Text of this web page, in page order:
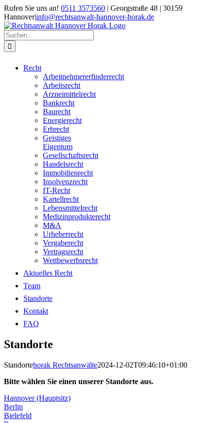
Zum
Inhalt
springen
Rufen Sie uns an! 0511 3573560 | Georgstraße 48 | 30159
Hannover|info@rechtsanwalt-hannover-horak.de
Suche
nach:
Recht
Arbeitnehmererfinderrecht
Arbeitsrecht
Arzneimittelrecht
Bankrecht
Baurecht
Energierecht
Erbrecht
Geistiges
Eigentum
Gesellschaftsrecht
Handelsrecht
Immobilienrecht
Insolvenzrecht
IT-Recht
Kartellrecht
Lebensmittelrecht
Medizinprodukterecht
M&A
Urheberrecht
Vergaberecht
Vertragsrecht
Wettbewerbsrecht
Aktuelles Recht
Team
Standorte
Kontakt
FAQ
Standorte
Standortehorak Rechtsanwälte2024-12-02T09:46:10+01:00
Bitte wählen Sie einen unserer Standorte aus.
Hannover (Hauptsitz)
Berlin
Bielefeld